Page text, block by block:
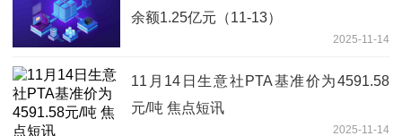
余额1.25亿元（11-13）
2025-11-14
11月14日生意社PTA基准价为4591.58
元/吨 焦点短讯
2025-11-14